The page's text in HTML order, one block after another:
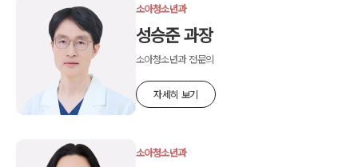
소아청소년과
성승준 과장
소아청소년과 전문의
자세히 보기
소아청소년과